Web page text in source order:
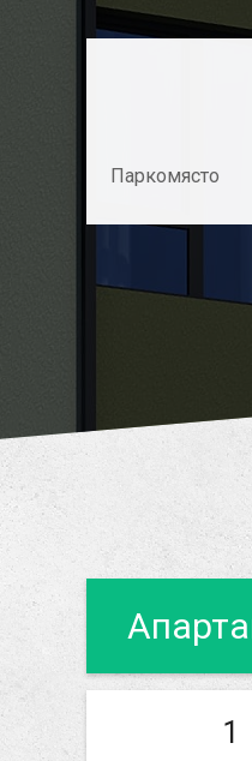
Паркомясто
1